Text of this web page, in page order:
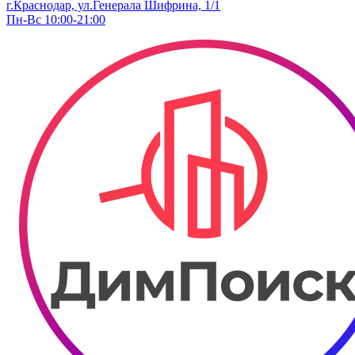
г.Краснодар, ул.Генерала Шифрина, 1/1
Пн-Вс 10:00-21:00